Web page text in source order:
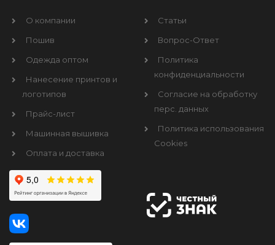
О компании
Пошив
Одежда оптом
Нанесение принтов и
логотипов
Прайс-лист
Машинная вышивка
Оплата и доставка
Статьи
Вопрос-Ответ
Политика
конфиденциальности
Согласие на обработку
перс. данных
Политика использования
Cookies